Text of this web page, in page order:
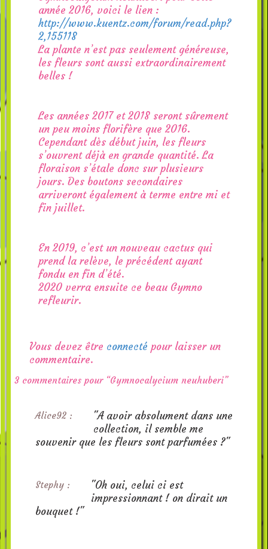
année 2016, voici le lien :
http://www.kuentz.com/forum/read.php?
2,155118
La plante n’est pas seulement généreuse,
les fleurs sont aussi extraordinairement
belles !
Les années 2017 et 2018 seront sûrement
un peu moins florifère que 2016.
Cependant dès début juin, les fleurs
s’ouvrent déjà en grande quantité. La
floraison s’étale donc sur plusieurs
jours. Des boutons secondaires
arriveront également à terme entre mi et
fin juillet.
En 2019, c’est un nouveau cactus qui
prend la relève, le précédent ayant
fondu en fin d’été.
2020 verra ensuite ce beau Gymno
refleurir.
Vous devez être connecté pour laisser un
commentaire.
3 commentaires pour “Gymnocalycium neuhuberi”
Alice92 :
"A avoir absolument dans une
collection, il semble me
souvenir que les fleurs sont parfumées ?"
Stephy :
"Oh oui, celui ci est
impressionnant ! on dirait un
bouquet !"